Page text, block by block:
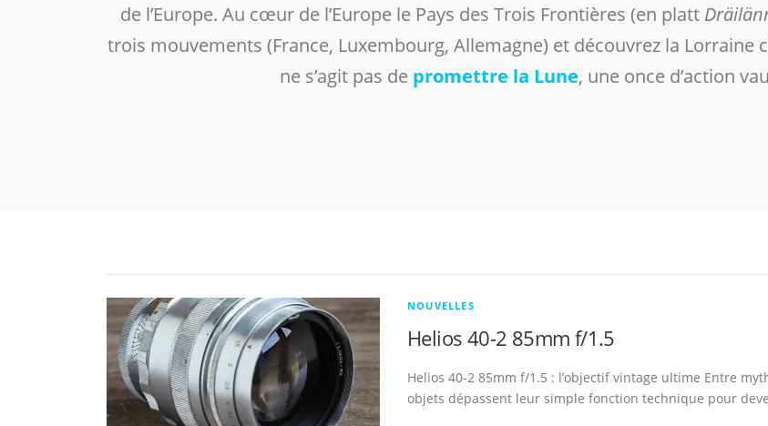
de l’Europe. Au cœur de l’Europe le Pays des Trois Frontières (en platt
trois mouvements (France, Luxembourg, Allemagne) et découvrez la Lorraine
ne s’agit pas de promettre la Lune, une once d’action
NOUVELLES
Helios 40-2 85mm f/1.5
Helios 40-2 85mm f/1.5 : l’objectif vintage ultime Entre
objets dépassent leur simple fonction technique pour